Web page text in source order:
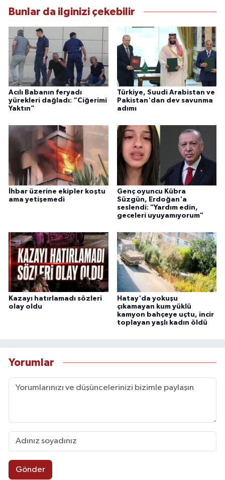
Bunlar da ilginizi çekebilir
Acılı Babanın feryadı
yürekleri dağladı: “Ciğerimi
Yaktın”
Türkiye, Suudi Arabistan ve
Pakistan'dan dev savunma
adımı
İhbar üzerine ekipler koştu
ama yetişemedi
Genç oyuncu Kübra
Süzgün, Erdoğan'a
seslendi: "Yardım edin,
geceleri uyuyamıyorum"
Kazayı hatırlamadı sözleri
olay oldu
Hatay'da yokuşu
çıkamayan kum yüklü
kamyon bahçeye uçtu, incir
toplayan yaşlı kadın öldü
Yorumlar
Gönder